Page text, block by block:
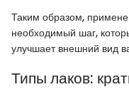
Таким образом,
необходимый шаг,
улучшает внешний вид
Типы лаков: